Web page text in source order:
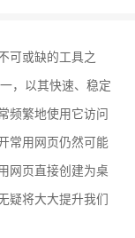
可或缺的工具之
，以其快速、稳定
频繁地使用它访问
常用网页仍然可能
网页直接创建为桌
疑将大大提升我们